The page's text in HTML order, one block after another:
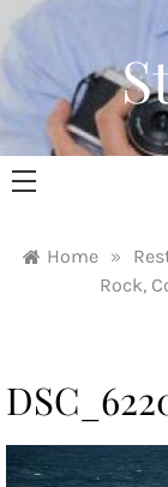
Skip
content
Home »
Rock,